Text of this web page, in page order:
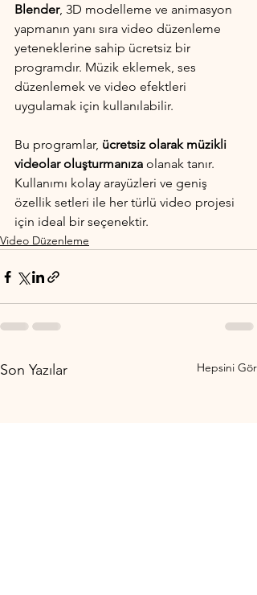
Blender, 3D modelleme ve animasyon
yapmanın yanı sıra video düzenleme
yeteneklerine sahip ücretsiz bir
programdır. Müzik eklemek, ses
düzenlemek ve video efektleri
uygulamak için kullanılabilir.
Bu programlar, ücretsiz olarak müzikli
videolar oluşturmanıza olanak tanır.
Kullanımı kolay arayüzleri ve geniş
özellik setleri ile her türlü video projesi
için ideal bir seçenektir.
Video Düzenleme
Son Yazılar Hepsini Gör